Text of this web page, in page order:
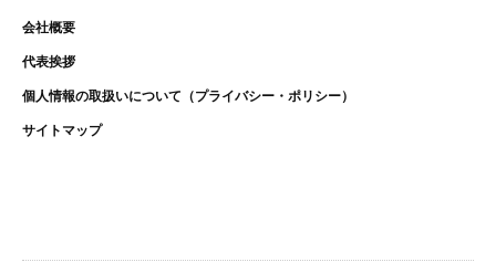
会社概要
代表挨拶
個人情報の取扱いについて（プライバシー・ポリシー）
サイトマップ